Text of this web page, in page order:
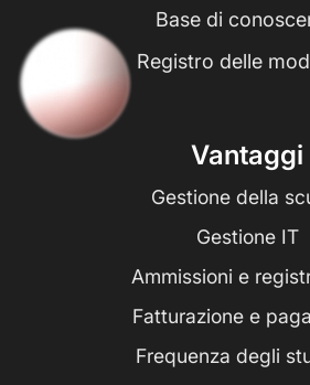
Base di
Registro delle
Vantaggi
Gestione della
Gestione IT
Ammissioni e
Fatturazione e
Frequenza degli